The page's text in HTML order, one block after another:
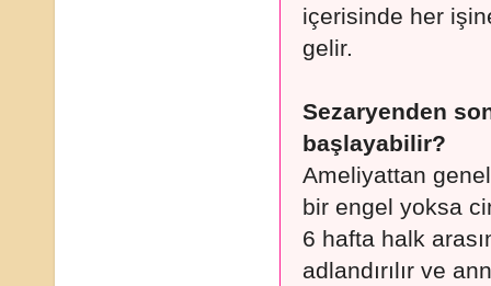
içerisinde her
gelir.
Sezaryenden
başlayabilir?
Ameliyattan
bir engel yoksa
6 hafta halk
adlandırılır ve